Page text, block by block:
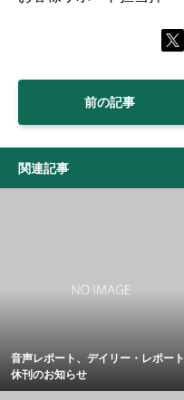
前の記事
関連記事
音声レポート、デイリー・レポート
休刊のお知らせ